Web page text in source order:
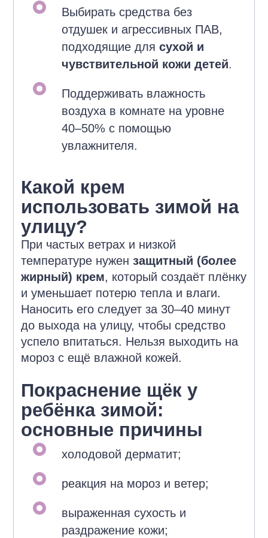
Выбирать средства без
отдушек и агрессивных ПАВ,
подходящие для сухой и
чувствительной кожи детей.
Поддерживать влажность
воздуха в комнате на уровне
40–50% с помощью
увлажнителя.
Какой крем
использовать зимой на
улицу?
При частых ветрах и низкой
температуре нужен защитный (более
жирный) крем, который создаёт плёнку
и уменьшает потерю тепла и влаги.
Наносить его следует за 30–40 минут
до выхода на улицу, чтобы средство
успело впитаться. Нельзя выходить на
мороз с ещё влажной кожей.
Покраснение щёк у
ребёнка зимой:
основные причины
холодовой дерматит;
реакция на мороз и ветер;
выраженная сухость и
раздражение кожи;